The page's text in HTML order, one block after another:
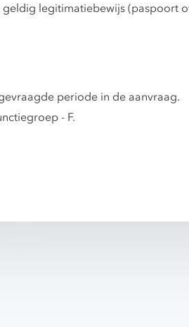
legitimatiebewijs (paspoort
periode in de aanvraag.
- F.